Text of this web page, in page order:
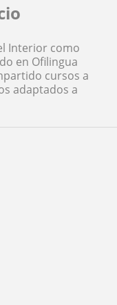
Interior como
en Ofilingua
cursos a
adaptados a